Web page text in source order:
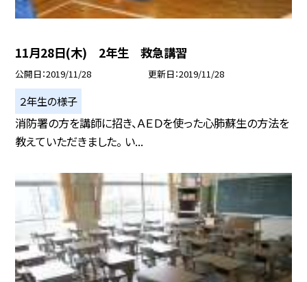
11月28日(木) 2年生 救急講習
公開日 2019/11/28 更新日 2019/11/28
２年生の様子
消防署の方を講師に招き、ＡＥＤを使った心肺蘇生の方法を
教えていただきました。 い...